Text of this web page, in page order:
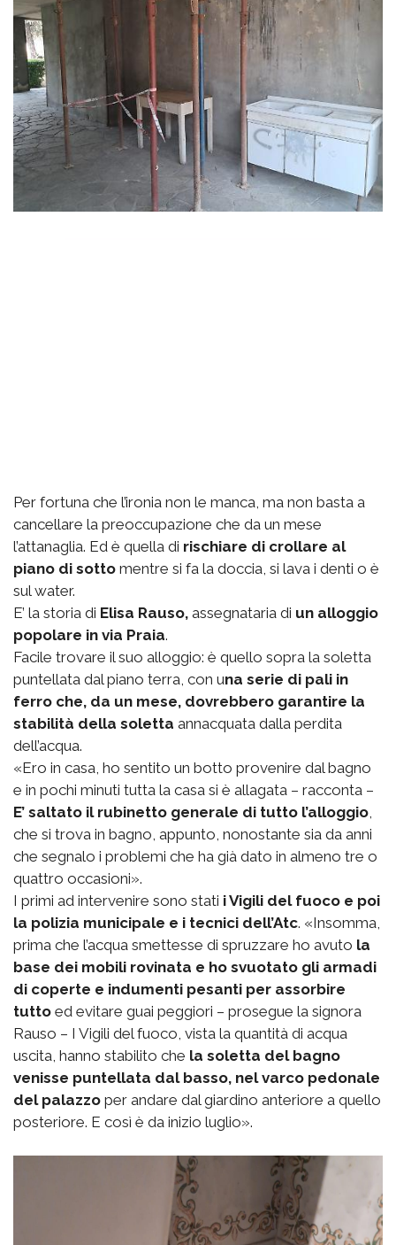
Per fortuna che l’ironia non le manca, ma non basta a
cancellare la preoccupazione che da un mese
l’attanaglia. Ed è quella di rischiare di crollare al
piano di sotto mentre si fa la doccia, si lava i denti o è
sul water.
E’ la storia di Elisa Rauso, assegnataria di un alloggio
popolare in via Praia.
Facile trovare il suo alloggio: è quello sopra la soletta
puntellata dal piano terra, con una serie di pali in
ferro che, da un mese, dovrebbero garantire la
stabilità della soletta annacquata dalla perdita
dell’acqua.
«Ero in casa, ho sentito un botto provenire dal bagno
e in pochi minuti tutta la casa si è allagata – racconta –
E’ saltato il rubinetto generale di tutto l’alloggio
che si trova in bagno, appunto, nonostante sia da anni
che segnalo i problemi che ha già dato in almeno tre o
quattro occasioni».
I primi ad intervenire sono stati i Vigili del fuoco e poi
la polizia municipale e i tecnici dell’Atc. «Insomma,
prima che l’acqua smettesse di spruzzare ho avuto la
base dei mobili rovinata e ho svuotato gli armadi
di coperte e indumenti pesanti per assorbire
tutto ed evitare guai peggiori – prosegue la signora
Rauso – I Vigili del fuoco, vista la quantità di acqua
uscita, hanno stabilito che la soletta del bagno
venisse puntellata dal basso, nel varco pedonale
del palazzo per andare dal giardino anteriore a quello
posteriore. E così è da inizio luglio».